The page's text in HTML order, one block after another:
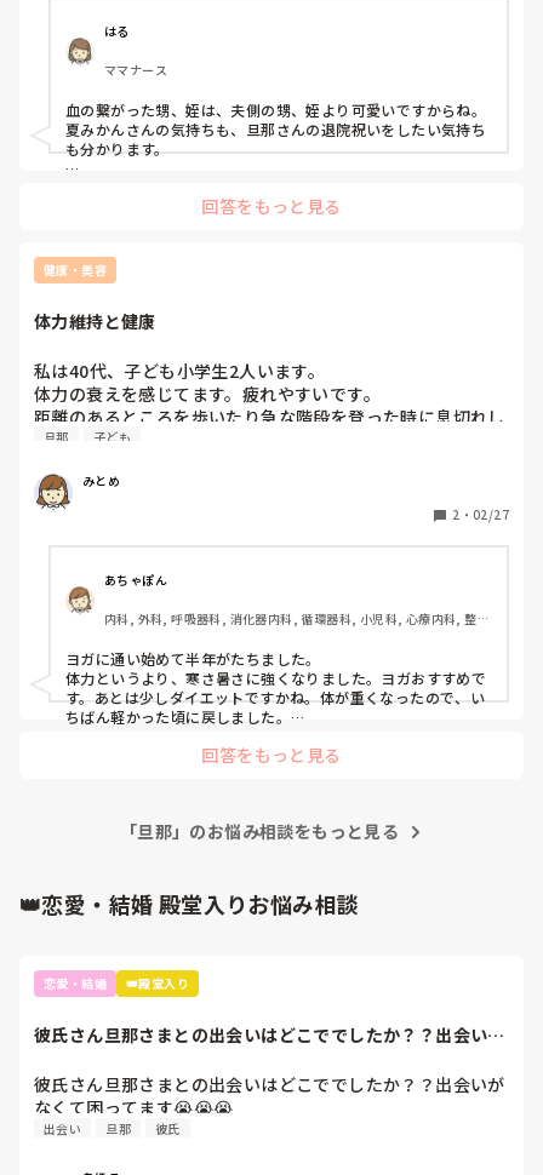
開催できないと言われ一旦この話はお流れになりました。
5月に開催するとも聞かなかったので、シフト希望について
聞かれた時もとりあえずなしでと伝えました。
その後しばらくして、急に夫から「5月いつが休み？」と聞
かれ、何事かと聞くと姪っ子の退院お祝いを5月にすると義
実家から連絡が来ていると言われました。
もうシフト希望も終わっているし、日にちが決まったものを
教えてくれると思っていたので、早く教えて欲しいと少し愚
子ちゃん悲しむね」と言われました。
いましたが、そもそも、冷たい言い方をすれば血の繋がりも
無い、姪っ子の退院お祝い会に参加しないといけないのかと
と伝えればと思ったし、また次も夏に入院するかもという話
てしまいました。しても姪っ子家族内ですれば良いのでは？
と思いました。
夫も、そろそろいい加減姪っ子、甥っ子にべったりせず、私
たちの子供(妊娠したりはないのですが)の事とかも考えて欲
はる
ママナース
血の繋がった甥、姪は、夫側の甥、姪より可愛いですからね。
夏みかんさんの気持ちも、旦那さんの退院祝いをしたい気持ち
も分かります。
合いしていく関係なのでね。難しいですね。
回答をもっと見る
健康・美容
体力維持と健康
私は40代、子ども小学生2人います。
体力の衰えを感じてます。疲れやすいです。
距離のあるところを歩いたり急な階段を登った時に息切れし
ました。足が疲れるのは当たり前として息苦しさを感じまし
した。看護師として働いて子どもいていつどんな運動できる
んだよって思ってます。体力つかう仕事なのにこれ以上なん
ても体力維持と健康のために運動したいなと思うようになり
ムリなくできる運動ありますか。何か運動してますか。
旦那 子ども
みとめ
2 ・ 02/27
あちゃぽん
内科, 外科, 呼吸器科, 消化器内科, 循環器科, 小児科, 心療内科, 整形
合診療科, 救急科, 超急性期, ICU, CCU, HCU, その他の科, ママナー
ス, 外来, 神経内科, 脳神経外科, NICU, 消化器外科, 一般病院, 慢性
期, 回復期, 終末期, オペ室, 透析, 検診・健診
ヨガに通い始めて半年がたちました。
体力というより、寒さ暑さに強くなりました。ヨガおすすめで
す。あとは少しダイエットですかね。体が重くなったので、い
ちばん軽かった頃に戻しました。
摂取せずに過ごしたらかなりかわりました。精製された砂糖は
回答をもっと見る
「旦那」のお悩み相談をもっと見る
👑恋愛・結婚 殿堂入りお悩み相談
恋愛・結婚 👑殿堂入り
彼氏さん旦那さまとの出会いはどこででしたか？？出会いが
彼氏さん旦那さまとの出会いはどこででしたか？？出会いが
なくて困ってます😭😭😭
出会い 旦那 彼氏